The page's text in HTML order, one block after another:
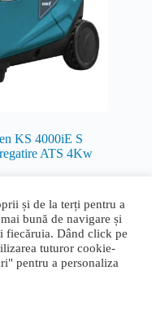
KS 4000iE S
ATS 4Kw
și de la terți pentru a
bună de navigare și
fiecăruia. Dând click pe
tuturor cookie-
pentru a personaliza